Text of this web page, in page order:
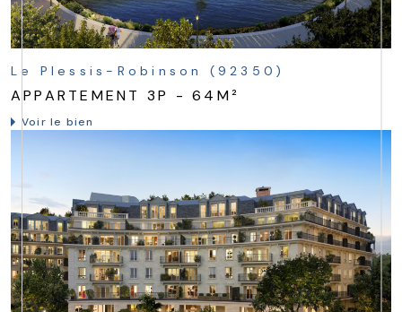
Le Plessis-Robinson (92350)
APPARTEMENT 3P - 64M²
Voir le bien